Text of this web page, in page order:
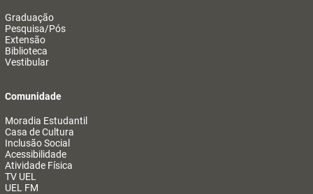
Graduação
Pesquisa/Pós
Extensão
Biblioteca
Vestibular
Comunidade
Moradia Estudantil
Casa de Cultura
Inclusão Social
Acessibilidade
Atividade Física
TV UEL
UEL FM